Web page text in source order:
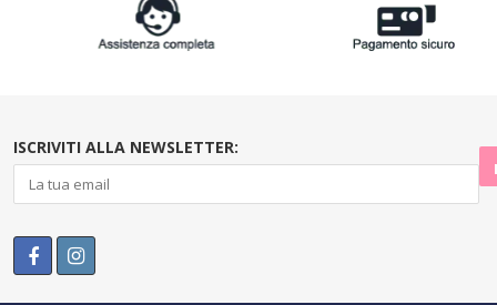
ISCRIVITI ALLA NEWSLETTER: